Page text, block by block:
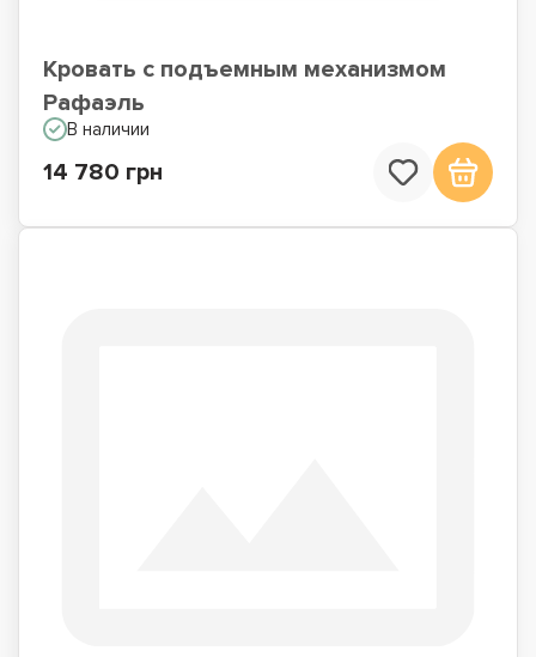
Кровать с подъемным механизмом
Рафаэль
В наличии
14 780 грн